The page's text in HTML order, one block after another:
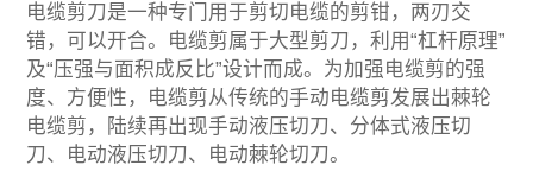
电缆剪刀是一种专门用于剪切电缆的剪钳，两刃交
错，可以开合。电缆剪属于大型剪刀，利用“杠杆原理”
及“压强与面积成反比”设计而成。为加强电缆剪的强
度、方便性，电缆剪从传统的手动电缆剪发展出棘轮
电缆剪，陆续再出现手动液压切刀、分体式液压切
刀、电动液压切刀、电动棘轮切刀。